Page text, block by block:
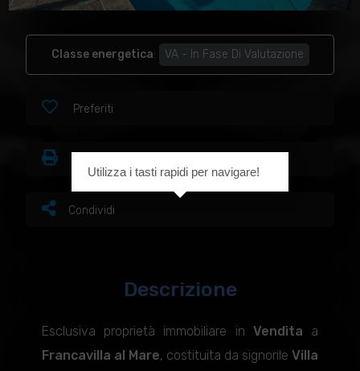
Classe energetica: VA - In Fase Di Valutazione
Preferiti
Condividi
Descrizione
Esclusiva proprietà immobiliare inVendita a
Francavilla al Mare, costituita da signorileVilla
Utilizza i tasti rapidi per navigare!